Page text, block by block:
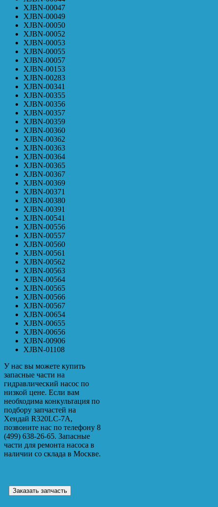
XJBN-00047
XJBN-00049
XJBN-00050
XJBN-00052
XJBN-00053
XJBN-00055
XJBN-00057
XJBN-00153
XJBN-00283
XJBN-00341
XJBN-00355
XJBN-00356
XJBN-00357
XJBN-00359
XJBN-00360
XJBN-00362
XJBN-00363
XJBN-00364
XJBN-00365
XJBN-00367
XJBN-00369
XJBN-00371
XJBN-00380
XJBN-00391
XJBN-00541
XJBN-00556
XJBN-00557
XJBN-00560
XJBN-00561
XJBN-00562
XJBN-00563
XJBN-00564
XJBN-00565
XJBN-00566
XJBN-00567
XJBN-00654
XJBN-00655
XJBN-00656
XJBN-00906
XJBN-01108
У нас вы можете купить
запасные части на
гидравлический насос по
низкой цене. Если вам
необходима конкультация по
подбору запчастей на
Хендай R320LC-7A,
позвоните нас по телефону 8
(499) 638-26-65. Запасные
части для ремонта насоса в
наличии со склада в Москве.
Заказать запчасть